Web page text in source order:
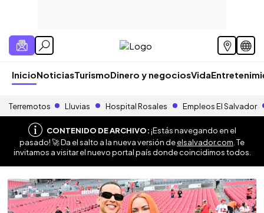
InicioNoticiasTurismoDinero y negociosVida
Terremotos Lluvias Hospital Rosales Empleos El Salvador
CONTENIDO DE ARCHIVO:¡Estás navegando en el
pasado! 🚀 Da el salto a la nueva versión deelsalvador.com . Te
invitamos a visitar el nuevo portal país donde coincidimos todos.